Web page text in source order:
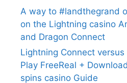
A way to #landthegrand
on the Lightning casino
and Dragon Connect
Lightning Connect
Play FreeReal +
spins casino Guide